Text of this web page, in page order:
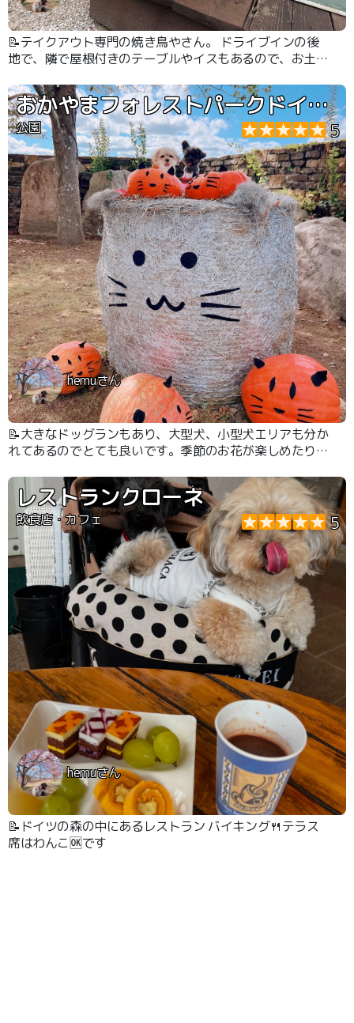
📝テイクアウト専門の焼き鳥やさん。 ドライブインの後
地で、隣で屋根付きのテーブルやイスもあるので、お土産
おかやまフォレストパークドイツの森
公園 5
hemuさん
📝大きなドッグランもあり、大型犬、小型犬エリアも分か
れてあるのでとても良いです。季節のお花が楽しめたりわ
すめです。
レストランクローネ
飲食店・カフェ 5
hemuさん
📝ドイツの森の中にあるレストラン バイキング🍴テラス
席はわんこ🆗です